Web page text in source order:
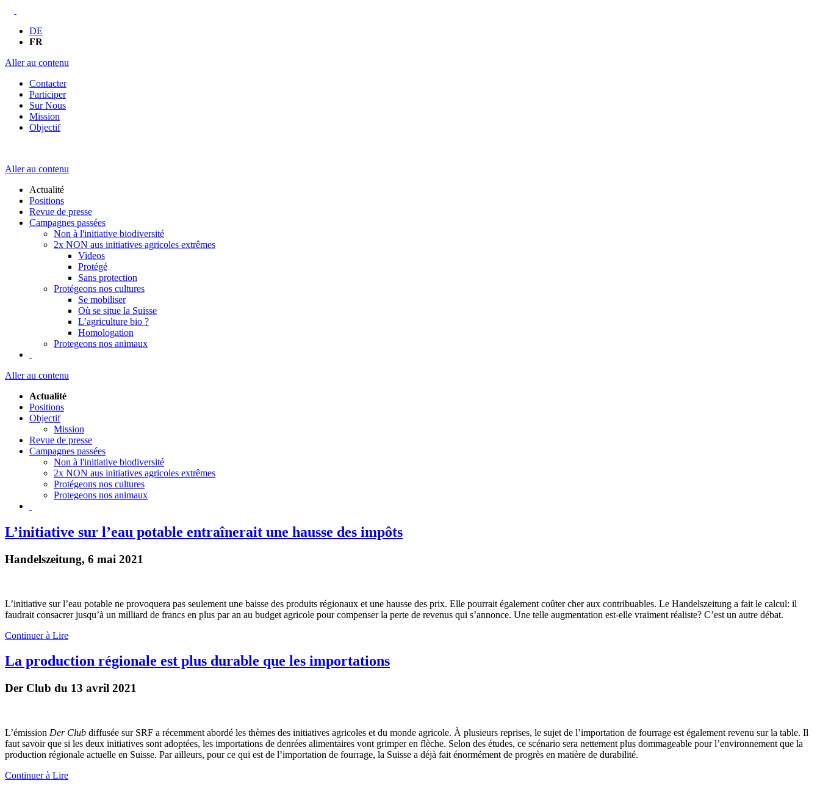
DE
FR
Aller au contenu
Contacter
Participer
Sur Nous
Mission
Objectif
Aller au contenu
Actualité
Positions
Revue de presse
Campagnes passées
Non à l'initiative biodiversité
2x NON aus initiatives agricoles extrêmes
Videos
Protégé
Sans protection
Protégeons nos cultures
Se mobiliser
Où se situe la Suisse
L’agriculture bio ?
Homologation
Protegeons nos animaux
Aller au contenu
Actualité
Positions
Objectif
Mission
Revue de presse
Campagnes passées
Non à l'initiative biodiversité
2x NON aus initiatives agricoles extrêmes
Protégeons nos cultures
Protegeons nos animaux
L’initiative sur l’eau potable entraînerait une hausse des impôts
Handelszeitung, 6 mai 2021
L’initiative sur l’eau potable ne provoquera pas seulement une baisse des produits régionaux et une hausse des prix. Elle pourrait également coûter cher aux contribuables. Le Handelszeitung a fait le calcul: il
faudrait consacrer jusqu’à un milliard de francs en plus par an au budget agricole pour compenser la perte de revenus qui s’annonce. Une telle augmentation est-elle vraiment réaliste? C’est un autre débat.
Continuer à Lire
La production régionale est plus durable que les importations
Der Club du 13 avril 2021
L’émission Der Club diffusée sur SRF a récemment abordé les thèmes des initiatives agricoles et du monde agricole. À plusieurs reprises, le sujet de l’importation de fourrage est également revenu sur la table. Il
faut savoir que si les deux initiatives sont adoptées, les importations de denrées alimentaires vont grimper en flèche. Selon des études, ce scénario sera nettement plus dommageable pour l’environnement que la
production régionale actuelle en Suisse. Par ailleurs, pour ce qui est de l’importation de fourrage, la Suisse a déjà fait énormément de progrès en matière de durabilité.
Continuer à Lire